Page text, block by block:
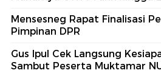
Mensesneg Rapat Finalisasi
Pimpinan DPR
Gus Ipul Cek Langsung
Sambut Peserta Muktamar